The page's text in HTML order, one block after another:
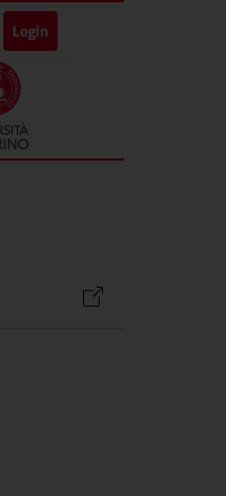
Login